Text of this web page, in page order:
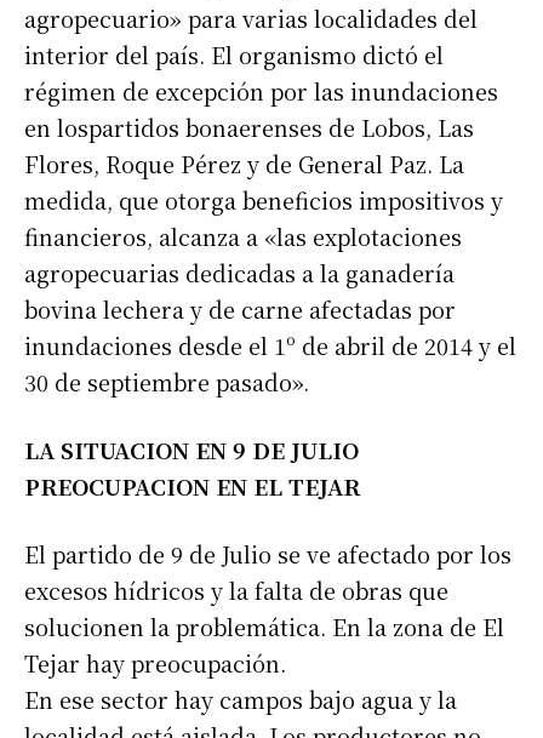
agropecuario» para varias localidades del
interior del país. El organismo dictó el
régimen de excepción por las inundaciones
en lospartidos bonaerenses de Lobos, Las
Flores, Roque Pérez y de General Paz. La
medida, que otorga beneficios impositivos y
financieros, alcanza a «las explotaciones
agropecuarias dedicadas a la ganadería
bovina lechera y de carne afectadas por
inundaciones desde el 1º de abril de 2014 y el
30 de septiembre pasado».
LA SITUACION EN 9 DE JULIO
PREOCUPACION EN EL TEJAR
El partido de 9 de Julio se ve afectado por los
excesos hídricos y la falta de obras que
solucionen la problemática. En la zona de El
Tejar hay preocupación.
En ese sector hay campos bajo agua y la